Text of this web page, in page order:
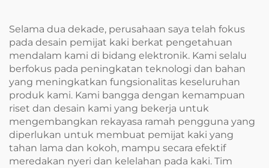
Selama dua dekade, perusahaan saya telah fokus
pada desain pemijat kaki berkat pengetahuan
mendalam kami di bidang elektronik. Kami selalu
berfokus pada peningkatan teknologi dan bahan
yang meningkatkan fungsionalitas keseluruhan
produk kami. Kami bangga dengan kemampuan
riset dan desain kami yang bekerja untuk
mengembangkan rekayasa ramah pengguna yang
diperlukan untuk membuat pemijat kaki yang
tahan lama dan kokoh, mampu secara efektif
meredakan nyeri dan kelelahan pada kaki. Tim